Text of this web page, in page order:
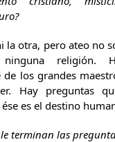
la otra, pero ateo no
religión.
de los grandes
Hay preguntas
es el destino
le terminan las